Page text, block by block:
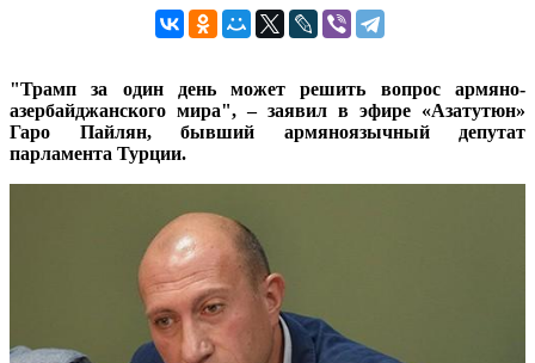
"Трамп за один день может решить вопрос армяно-
азербайджанского мира", – заявил в эфире «Азатутюн»
Гаро Пайлян, бывший армяноязычный депутат
парламента Турции.